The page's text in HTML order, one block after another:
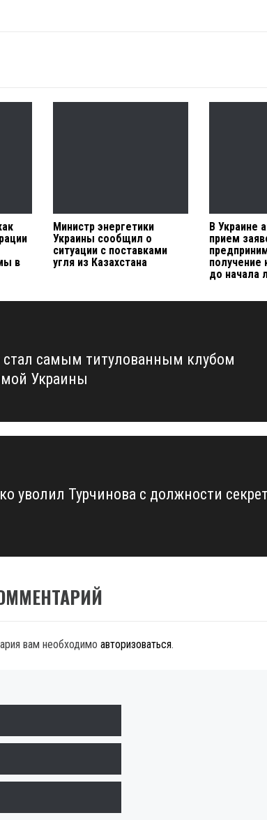
в
Министр энергетики
Украины сообщил о
ситуации с поставками
угля из Казахстана
В Украине
прием
получение
до начала
стал самым титулованным клубом
Украины
уволил Турчинова с должности
вам необходимо авторизоваться.